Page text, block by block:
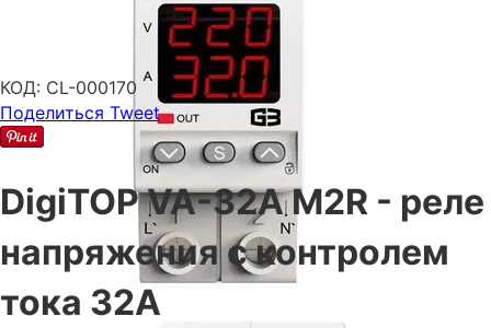
КОД: CL-000170
Поделиться Tweet
DigiTOP VA-32A M2R - реле
напряжения с контролем
тока 32А